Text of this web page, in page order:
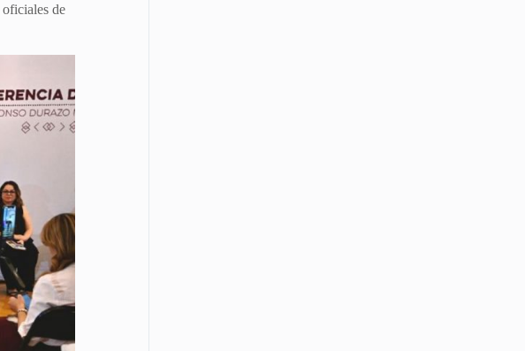
oficiales de